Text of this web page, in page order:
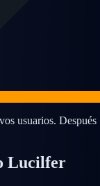
usuarios. Después
Lucilfer